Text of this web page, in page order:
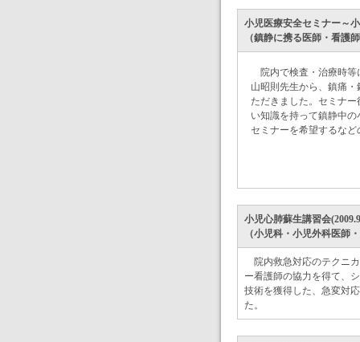
小児医療安全セミナー～
（鎮静に携る医師・看護
院内で検査・治療時等
山昭則先生から、鎮痛
ただきました。セミナ
い知識を持って鎮静中
セミナーを希望するな
小児心肺蘇生講習会
（小児科・小児外科医師
院内救急対応のテクニ
ー看護師の協力を得て、
技術を獲得した、急変対
た。